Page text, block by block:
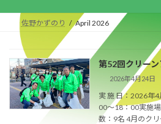
佐野かずのり April 2026
第52回クリー
2026年4月24日
実 施 日：2026年
00～18：00実施
数：9名 4月のク